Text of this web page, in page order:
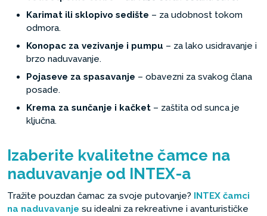
Karimat ili sklopivo sedište – za udobnost tokom
odmora.
Konopac za vezivanje i pumpu – za lako usidravanje i
brzo naduvavanje.
Pojaseve za spasavanje – obavezni za svakog člana
posade.
Krema za sunčanje i kačket – zaštita od sunca je
ključna.
Izaberite kvalitetne čamce na
naduvavanje od INTEX-a
Tražite pouzdan čamac za svoje putovanje? INTEX čamci
na naduvavanje su idealni za rekreativne i avanturističke